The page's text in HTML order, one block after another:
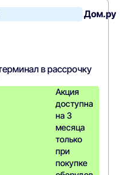
Дом.ру
в рассрочку
Акция
доступна
на 3
месяца
только
при
покупке